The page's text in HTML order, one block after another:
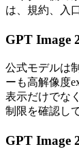
は、規約、入
GPT Image
公式モデルは
ーも高解像度
表示だけでな
制限を確認し
GPT Image